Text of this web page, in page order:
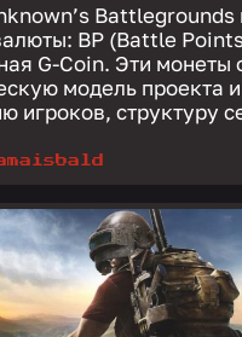
Battlegrounds
BP (Battle
G-Coin. Эти
модель проекта
игроков, структуру